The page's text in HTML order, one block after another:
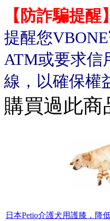
【防詐騙提醒】
提醒您
ATM或要求信
線，以確保權
購買過此商
日本Petio介護犬用護膝，降